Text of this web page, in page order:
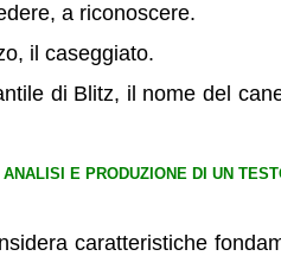
a riconoscere.
il caseggiato.
di Blitz, il nome del
ANALISI E PRODUZIONE DI UN
caratteristiche